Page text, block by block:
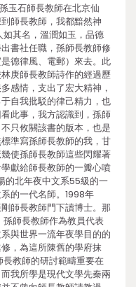
玉石師長教師在北京仙
師長教師，我都黯然神
其名，溫潤如玉，品德
書社任職，孫師長教師修
德律風、電郵）來去。此
庚師長教師詩作的經過歷
感情，支出了宏大精神，
自我批駁的律己精力，也
此事，我方認識到，孫師
只攸關該書的版本，也是
準寫孫師長教師的我，甘
使孫師長教師這些閃耀著
獻給師長教師的一瓣心噴
的北年夜中文系55級的一
的一代名師。1998年
師長教師門下讀博士。那
師長教師作為教員代表
與世界一流年夜學目的的
，為這所陳舊的學府抹
教師的研討範疇重要在
我所學是現代文學先秦兩